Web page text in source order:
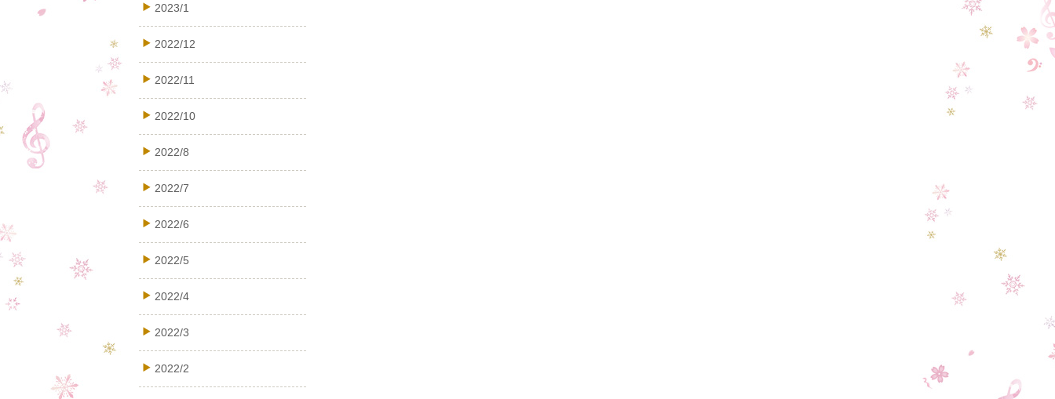
2023/1
2022/12
2022/11
2022/10
2022/8
2022/7
2022/6
2022/5
2022/4
2022/3
2022/2